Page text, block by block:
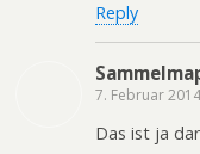
Reply
7. Februar 2014
Das ist ja